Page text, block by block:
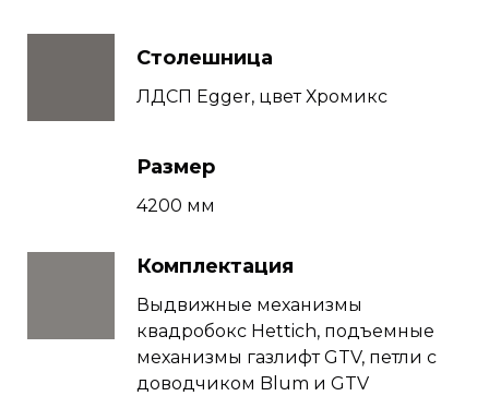
Столешница
ЛДСП Egger, цвет Хромикс
Размер
4200 мм
Комплектация
Выдвижные механизмы
квадробокс Hettich, подъемные
механизмы газлифт GTV, петли с
доводчиком Blum и GTV